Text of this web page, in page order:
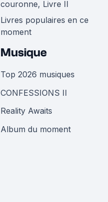
couronne, Livre II
Livres populaires en ce
moment
Musique
Top 2026 musiques
CONFESSIONS II
Reality Awaits
Album du moment